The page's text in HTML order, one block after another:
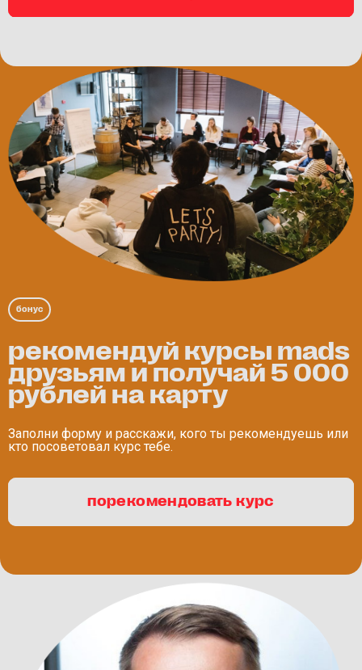
бонус
рекомендуй курсы mads
друзьям и получай 5 000
рублей на карту
Заполни форму и расскажи, кого ты рекомендуешь или
кто посоветовал курс тебе.
порекомендовать курс